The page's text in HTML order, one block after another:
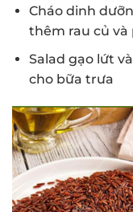
Cháo dinh
thêm rau củ và
Salad gạo lứt
cho bữa trưa